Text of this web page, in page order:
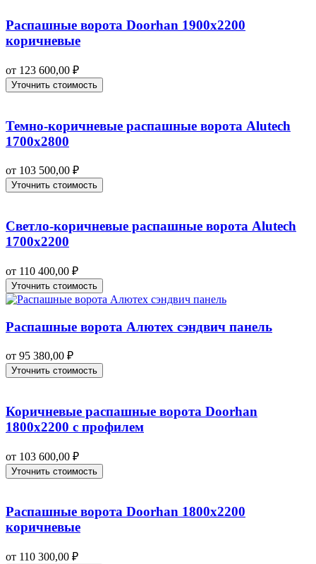
Распашные ворота Doorhan 1900х2200
коричневые
от 123 600,00 ₽
Уточнить стоимость
Темно-коричневые распашные ворота Alutech
1700х2800
от 103 500,00 ₽
Уточнить стоимость
Светло-коричневые распашные ворота Alutech
1700х2200
от 110 400,00 ₽
Уточнить стоимость
Распашные ворота Алютех сэндвич панель
от 95 380,00 ₽
Уточнить стоимость
Коричневые распашные ворота Doorhan
1800х2200 с профилем
от 103 600,00 ₽
Уточнить стоимость
Распашные ворота Doorhan 1800х2200
коричневые
от 110 300,00 ₽